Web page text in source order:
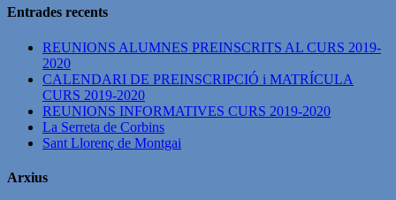
Entrades recents
REUNIONS ALUMNES PREINSCRITS AL CURS 2019-
2020
CALENDARI DE PREINSCRIPCIÓ i MATRÍCULA
CURS 2019-2020
REUNIONS INFORMATIVES CURS 2019-2020
La Serreta de Corbins
Sant Llorenç de Montgai
Arxius